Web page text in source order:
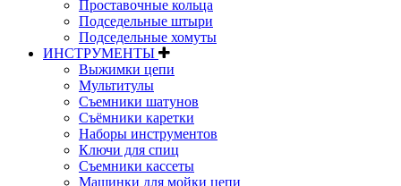
Проставочные кольца
Подседельные штыри
Подседельные хомуты
ИНСТРУМЕНТЫ
Выжимки цепи
Мультитулы
Съемники шатунов
Съёмники каретки
Наборы инструментов
Ключи для спиц
Съемники кассеты
Машинки для мойки цепи